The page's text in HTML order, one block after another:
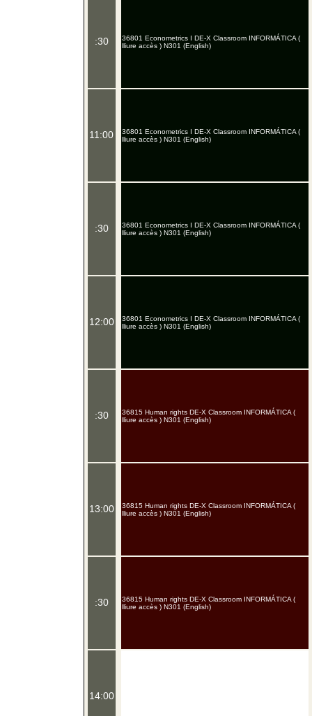
:30
11:00
:30
12:00
:30
13:00
:30
14:00
36801 Econometrics I DE-X Classroom INFORMÁTICA (
lliure accès ) N301 (English)
36801 Econometrics I DE-X Classroom INFORMÁTICA (
lliure accès ) N301 (English)
36801 Econometrics I DE-X Classroom INFORMÁTICA (
lliure accès ) N301 (English)
36801 Econometrics I DE-X Classroom INFORMÁTICA (
lliure accès ) N301 (English)
36815 Human rights DE-X Classroom INFORMÁTICA (
lliure accès ) N301 (English)
36815 Human rights DE-X Classroom INFORMÁTICA (
lliure accès ) N301 (English)
36815 Human rights DE-X Classroom INFORMÁTICA (
lliure accès ) N301 (English)